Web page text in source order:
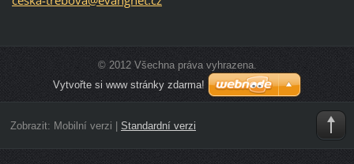
© 2012 Všechna práva vyhrazena.
Vytvořte si www stránky zdarma!
Zobrazit: Mobilní verzi Standardní verzi